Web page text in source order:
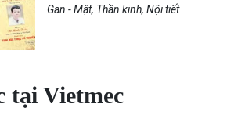
Gan - Mật, Thần kinh, Nội tiết
tại Vietmec